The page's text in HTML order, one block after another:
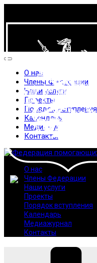
О нас
Члены Федерации
Наши услуги
Проекты
Порядок вступления
Календарь
Медиажурнал
Контакты
О нас
Члены Федерации
Наши услуги
Проекты
Порядок вступления
Календарь
Медиажурнал
Контакты